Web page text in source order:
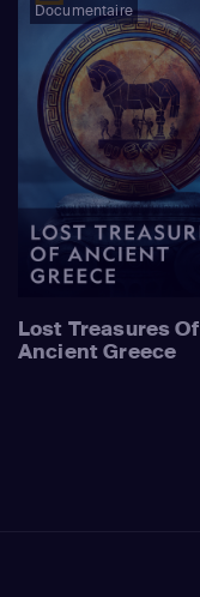
Documentaire
Lost Treasures Of
Ancient Greece